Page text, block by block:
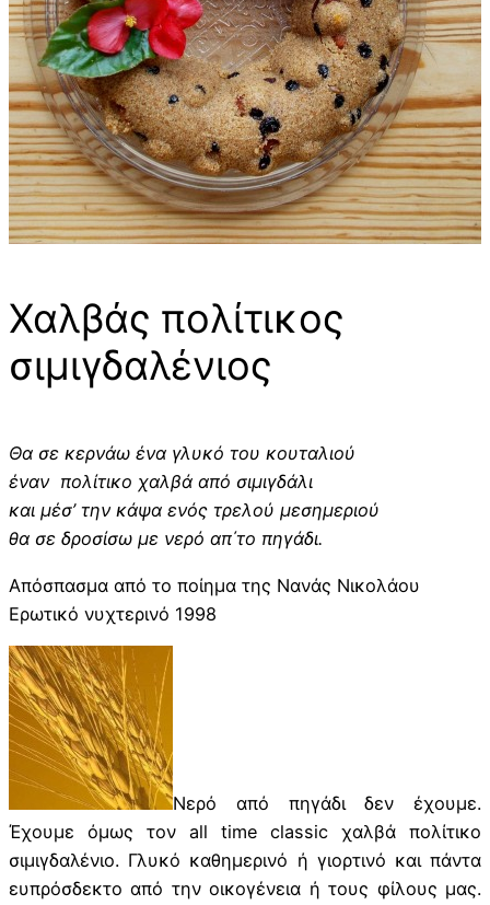
Χαλβάς πολίτικος
σιμιγδαλένιος
Θα σε κερνάω ένα γλυκό του κουταλιού
έναν πολίτικο χαλβά από σιμιγδάλι
και μέσ’ την κάψα ενός τρελού μεσημεριού
θα σε δροσίσω με νερό απ΄το πηγάδι.
Απόσπασμα από το ποίημα της Νανάς Νικολάου
Ερωτικό νυχτερινό 1998
Νερό από πηγάδι δεν έχουμε.
Έχουμε όμως τον all time classic χαλβά πολίτικο
σιμιγδαλένιο. Γλυκό καθημερινό ή γιορτινό και πάντα
ευπρόσδεκτο από την οικογένεια ή τους φίλους μας.